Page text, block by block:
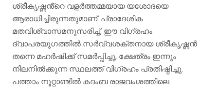
ശ്രീകൃഷ്ണൻ്റെ വളർത്തമ്മയായ യശോദയെ
ആരാധിച്ചിരുന്നതുമാണ്. പ്രാദേശിക
മതവിശ്വാസമനുസരിച്ച്, ഈ വിഗ്രഹം
ദ്വാപരയുഗത്തിൽ സർവ്വശക്തനായ ശ്രീകൃഷ്ണൻ
തന്നെ മഹർഷിക്ക് സമർപ്പിച്ചു, ക്ഷേത്രം ഇന്നും
നിലനിൽക്കുന്ന സ്ഥലത്ത് വിഗ്രഹം പ്രതിഷ്ഠിച്ചു.
പത്താം നൂറ്റാണ്ടിൽ കദംബ രാജവംശത്തിലെ